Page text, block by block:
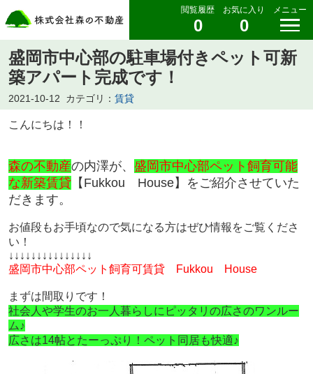
閲覧履歴
0
お気に入り
0
メニュー
盛岡市中心部の駐車場付きペット可新
築アパート完成です！
2021-10-12 カテゴリ： 賃貸
こんにちは！！
森の不動産の内澤が、 盛岡市中心部ペット飼育可能
な新築賃貸 【Fukkou House】をご紹介させていた
だきます。
お値段もお手頃なので気になる方はぜひ情報をご覧くださ
い！
↓↓↓↓↓↓↓↓↓↓↓↓↓↓↓
盛岡市中心部ペット飼育可賃貸
Fukkou House
まずは間取りです！
社会人や学生のお一人暮らしにピッタリの広さのワンルー
ム♪
広さは14帖とたーっぷり！ペット同居も快適♪